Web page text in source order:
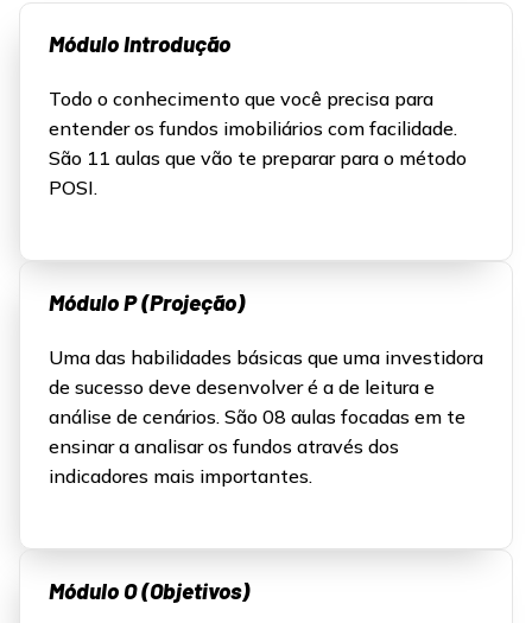
Módulo Introdução
Todo o conhecimento que você precisa para
entender os fundos imobiliários com facilidade.
São 11 aulas que vão te preparar para o método
POSI.
Módulo P (Projeção)
Uma das habilidades básicas que uma investidora
de sucesso deve desenvolver é a de leitura e
análise de cenários. São 08 aulas focadas em te
ensinar a analisar os fundos através dos
indicadores mais importantes.
Módulo O (Objetivos)